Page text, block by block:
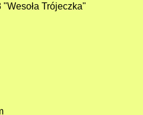
Trójeczka"